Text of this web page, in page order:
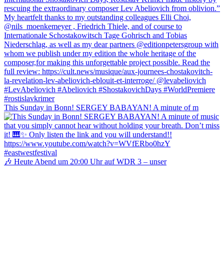
This Sunday in Bonn! SERGEY BABAYAN! A minute of m
🎶 Heute Abend um 20:00 Uhr auf WDR 3 – unser